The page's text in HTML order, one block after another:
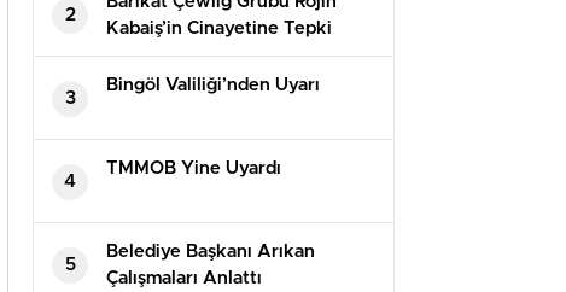
2
Kabaiş’in Cinayetine Tepki
Gösterdi: “Adalet İstiyoruz”
3
Bingöl Valiliği’nden Uyarı
4
TMMOB Yine Uyardı
5
Belediye Başkanı Arıkan
Çalışmaları Anlattı